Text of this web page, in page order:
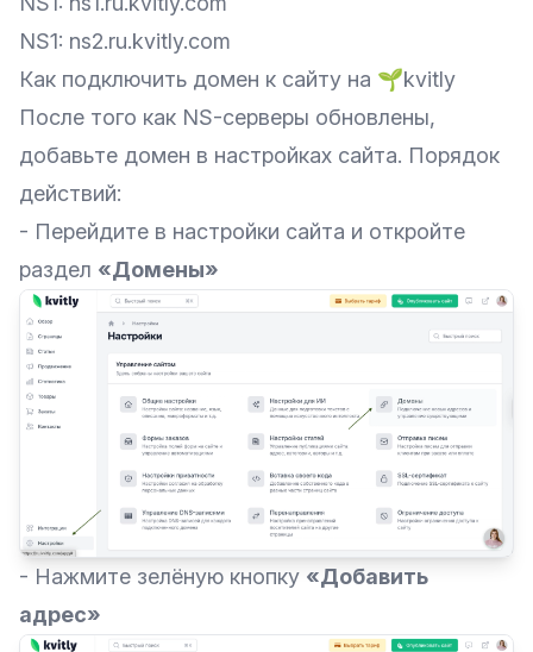
NS1: ns2.ru.kvitly.com
Как подключить домен к сайту на 🌱kvitly
После того как NS-серверы обновлены,
добавьте домен в настройках сайта. Порядок
действий:
- Перейдите в настройки сайта и откройте
раздел «Домены»
- Нажмите зелёную кнопку «Добавить
адрес»